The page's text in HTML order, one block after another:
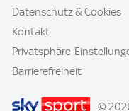
Datenschutz & Cookies
Kontakt
Privatsphäre-
Barrierefreiheit
©